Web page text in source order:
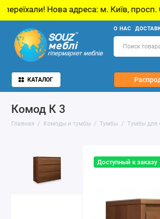
м. Київ, просп. С. Бандери, 21,
О НАС
КАТАЛОГ
Комод К 3
Главная Комоды и тумбы Тумбы Тумбы для
Доступный к заказу